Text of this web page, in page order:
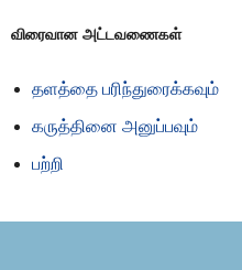
விரைவான அட்டவணைகள்
தளத்தை பரிந்துரைக்கவும்
கருத்தினை அனுப்பவும்
பற்றி